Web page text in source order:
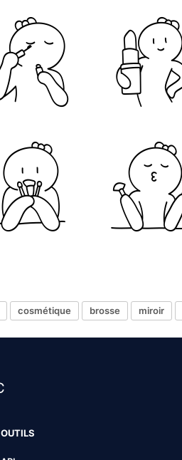
cosmétique brosse miroir
OUTILS